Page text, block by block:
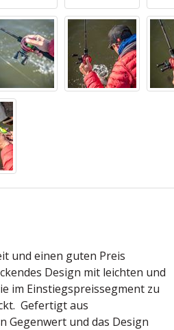
und einen guten Preis
Design mit leichten und
im Einstiegspreissegment zu
Gefertigt aus
Gegenwert und das Design